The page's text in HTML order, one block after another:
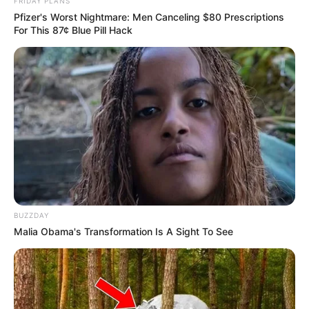
13. Porta guarda-chuvas
Pfizer's Worst Nightmare: Men Canceling $80 Prescriptions
For This 87¢ Blue Pill Hack
BUZZDAY
Malia Obama's Transformation Is A Sight To See